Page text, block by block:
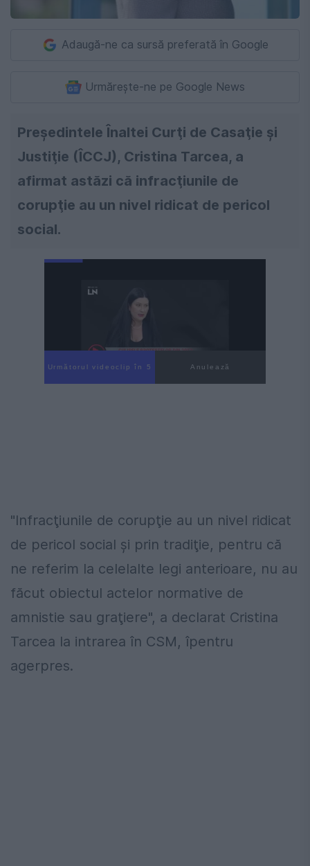
Adaugă-ne ca sursă preferată în Google
Urmărește-ne pe Google News
Preşedintele Înaltei Curţi de Casaţie şi
Justiţie (ÎCCJ), Cristina Tarcea, a
afirmat astăzi că infracţiunile de
corupţie au un nivel ridicat de pericol
social.
Următorul videoclip în 4 Anulează
"Infracţiunile de corupţie au un nivel ridicat
de pericol social şi prin tradiţie, pentru că
ne referim la celelalte legi anterioare, nu au
făcut obiectul actelor normative de
amnistie sau graţiere", a declarat Cristina
Tarcea la intrarea în CSM, îpentru
agerpres.